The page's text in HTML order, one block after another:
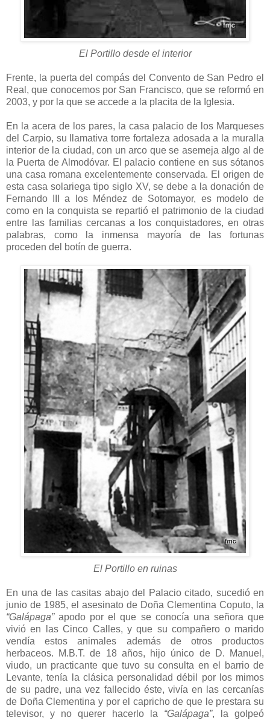
El Portillo desde el interior
Frente, la puerta del compás del Convento de San Pedro el
Real, que conocemos por San Francisco, que se reformó en
2003, y por la que se accede a la placita de la Iglesia.
En la acera de los pares, la casa palacio de los Marqueses
del Carpio, su llamativa torre fortaleza adosada a la muralla
interior de la ciudad, con un arco que se asemeja algo al de
la Puerta de Almodóvar. El palacio contiene en sus sótanos
una casa romana excelentemente conservada. El origen de
esta casa solariega tipo siglo XV, se debe a la donación de
Fernando III a los Méndez de Sotomayor, es modelo de
como en la conquista se repartió el patrimonio de la ciudad
entre las familias cercanas a los conquistadores, en otras
palabras, como la inmensa mayoría de las fortunas
proceden del botín de guerra.
El Portillo en ruinas
En una de las casitas abajo del Palacio citado, sucedió en
junio de 1985, el asesinato de Doña Clementina Coputo, la
“Galápaga”apodo por el que se conocía una señora que
vivió en las Cinco Calles, y que su compañero o marido
vendía estos animales además de otros productos
herbaceos. M.B.T. de 18 años, hijo único de D. Manuel,
viudo, un practicante que tuvo su consulta en el barrio de
Levante, tenía la clásica personalidad débil por los mimos
de su padre, una vez fallecido éste, vivía en las cercanías
de Doña Clementina y por el capricho de que le prestara su
televisor, y no querer hacerlo la “Galápaga”, la golpeó